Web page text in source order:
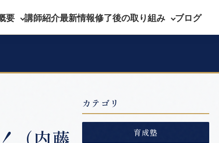
要 講師紹介最新情報修了後の取り組み ブログ
カテゴリ
育成塾